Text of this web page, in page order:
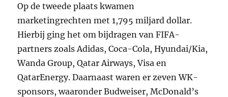
Op de tweede plaats kwamen
marketingrechten met 1,795 miljard dollar.
Hierbij ging het om bijdragen van FIFA-
partners zoals Adidas, Coca-Cola, Hyundai/Kia,
Wanda Group, Qatar Airways, Visa en
QatarEnergy. Daarnaast waren er zeven WK-
sponsors, waaronder Budweiser, McDonald’s